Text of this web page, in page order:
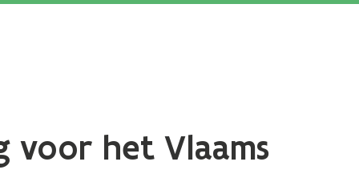
voor het Vlaams